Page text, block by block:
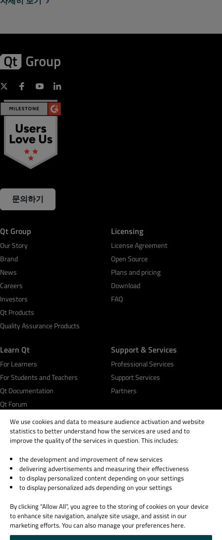
문의하기
Qt Group
Our Story
Brand
News
Careers
Investors
Qt Products
Quality Assurance Products
Licensing
License Agreement
Open Source
Plans and pricing
Download
FAQ
Learn Qt
For Learners
For Students and Teachers
Qt Documentation
Qt Forum
Support & Services
Professional Services
Support Services
Partners
© 2026 The Qt Company
Legal Notice
Privacy and Cookie Policy
Trust Center
Cookie Settings
Email Preferences
We use cookies and data to measure audience activation and website
statistics to better understand how the services are used and to
improve the quality of the services in question. This includes:
the development and improvement of new services
delivering advertisements and measuring their effectiveness
to display personalized content depending on your settings
to display personalized ads depending on your settings
By clicking “Allow All”, you agree to the storing of cookies on your device
to enhance site navigation, analyze site usage, and assist in our
marketing efforts. You can also manage your preferences here.